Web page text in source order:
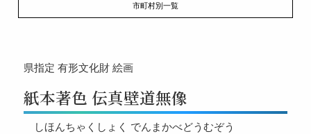
市町村別一覧
県指定 有形文化財 絵画
紙本著色 伝真壁道無像
しほんちゃくしょく でんまかべどうむぞう